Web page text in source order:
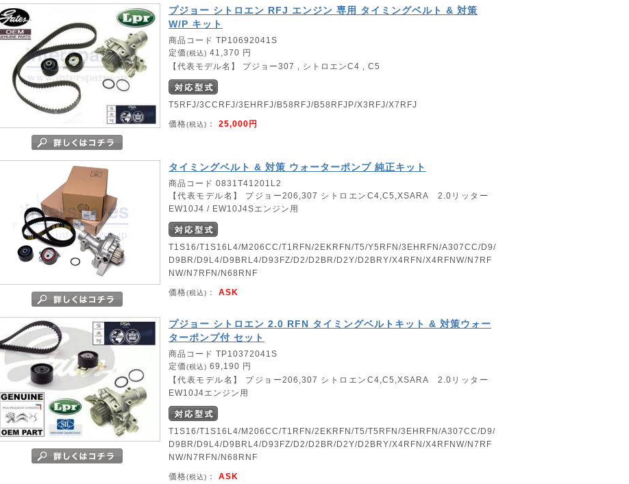
プジョー シトロエン RFJ エンジン 専用 タイミングベルト & 対策
W/P キット
商品コード TP10692041S
定価(税込) 41,370 円
【代表モデル名】 プジョー307 , シトロエンC4 , C5
T5RFJ/3CCRFJ/3EHRFJ/B58RFJ/B58RFJP/X3RFJ/X7RFJ
価格(税込) ： 25,000円
タイミングベルト & 対策 ウォーターポンプ 純正キット
商品コード 0831T41201L2
【代表モデル名】 プジョー206,307 シトロエンC4,C5,XSARA 2.0リッター
EW10J4 / EW10J4Sエンジン用
T1S16/T1S16L4/M206CC/T1RFN/2EKRFN/T5/Y5RFN/3EHRFN/A307CC/D9/
D9BR/D9L4/D9BRL4/D93FZ/D2/D2BR/D2Y/D2BRY/X4RFN/X4RFNW/N7RF
NW/N7RFN/N68RNF
価格(税込) ： ASK
プジョー シトロエン 2.0 RFN タイミングベルトキット & 対策ウォー
ターポンプ付 セット
商品コード TP10372041S
定価(税込) 69,190 円
【代表モデル名】 プジョー206,307 シトロエンC4,C5,XSARA 2.0リッター
EW10J4エンジン用
T1S16/T1S16L4/M206CC/T1RFN/2EKRFN/T5/T5RFN/3EHRFN/A307CC/D9/
D9BR/D9L4/D9BRL4/D93FZ/D2/D2BR/D2Y/D2BRY/X4RFN/X4RFNW/N7RF
NW/N7RFN/N68RNF
価格(税込) ： ASK